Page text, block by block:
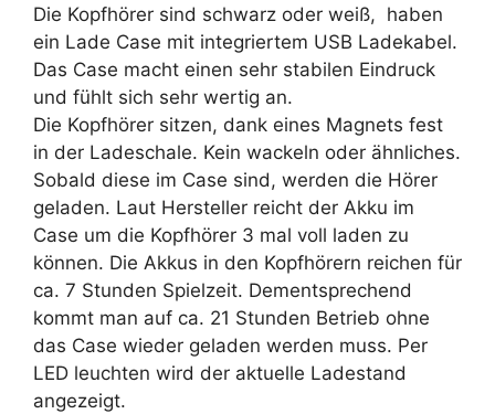
Die Kopfhörer sind schwarz oder weiß, haben
ein Lade Case mit integriertem USB Ladekabel.
Das Case macht einen sehr stabilen Eindruck
und fühlt sich sehr wertig an.
Die Kopfhörer sitzen, dank eines Magnets fest
in der Ladeschale. Kein wackeln oder ähnliches.
Sobald diese im Case sind, werden die Hörer
geladen. Laut Hersteller reicht der Akku im
Case um die Kopfhörer 3 mal voll laden zu
können. Die Akkus in den Kopfhörern reichen für
ca. 7 Stunden Spielzeit. Dementsprechend
kommt man auf ca. 21 Stunden Betrieb ohne
das Case wieder geladen werden muss. Per
LED leuchten wird der aktuelle Ladestand
angezeigt.